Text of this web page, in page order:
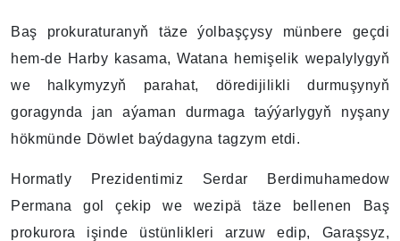
Baş prokuraturanyň täze ýolbaşçysy münbere geçdi
hem-de Harby kasama, Watana hemişelik wepalylygyň
we halkymyzyň parahat, döredijilikli durmuşynyň
goragynda jan aýaman durmaga taýýarlygyň nyşany
hökmünde Döwlet baýdagyna tagzym etdi.
Hormatly Prezidentimiz Serdar Berdimuhamedow
Permana gol çekip we wezipä täze bellenen Baş
prokurora işinde üstünlikleri arzuw edip, Garaşsyz,